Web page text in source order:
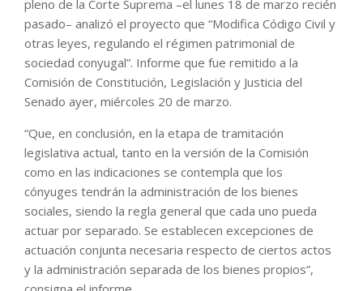
pleno de la Corte Suprema –el lunes 18 de marzo recién
pasado– analizó el proyecto que “Modifica Código Civil y
otras leyes, regulando el régimen patrimonial de
sociedad conyugal”. Informe que fue remitido a la
Comisión de Constitución, Legislación y Justicia del
Senado ayer, miércoles 20 de marzo.
“Que, en conclusión, en la etapa de tramitación
legislativa actual, tanto en la versión de la Comisión
como en las indicaciones se contempla que los
cónyuges tendrán la administración de los bienes
sociales, siendo la regla general que cada uno pueda
actuar por separado. Se establecen excepciones de
actuación conjunta necesaria respecto de ciertos actos
y la administración separada de los bienes propios”,